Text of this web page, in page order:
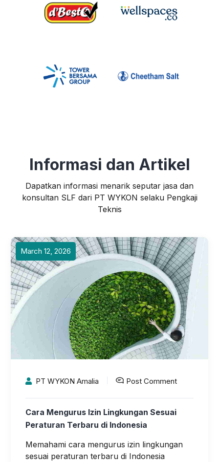
Informasi dan Artikel
Dapatkan informasi menarik seputar jasa dan
konsultan SLF dari PT WYKON selaku Pengkaji
Teknis
March 12, 2026
PT WYKON Amalia Post Comment
Cara Mengurus Izin Lingkungan Sesuai
Peraturan Terbaru di Indonesia
Memahami cara mengurus izin lingkungan
sesuai peraturan terbaru di Indonesia